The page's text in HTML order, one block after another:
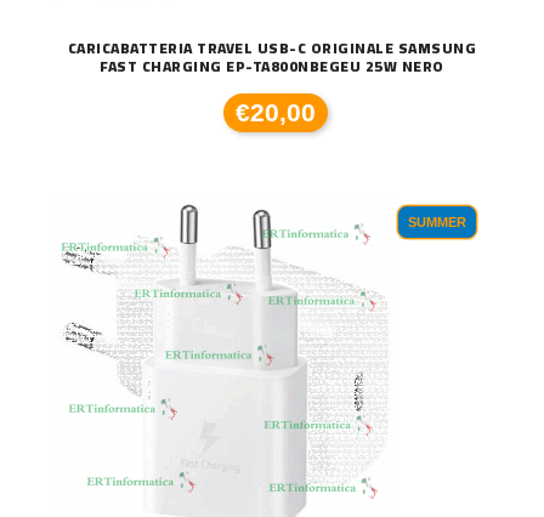
CARICABATTERIA TRAVEL USB-C ORIGINALE SAMSUNG
FAST CHARGING EP-TA800NBEGEU 25W NERO
€20,00
SUMMER